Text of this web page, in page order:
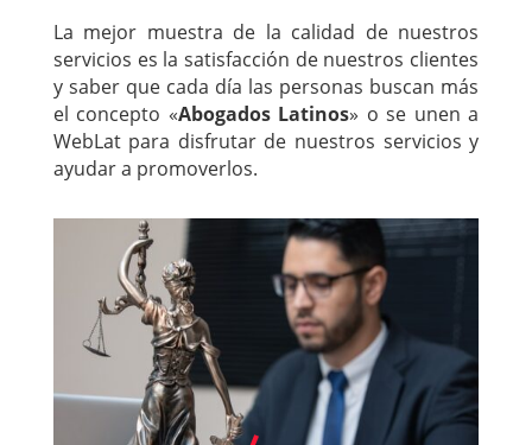
La mejor muestra de la calidad de nuestros
servicios es la satisfacción de nuestros clientes
y saber que cada día las personas buscan más
el concepto «Abogados Latinos» o se unen a
WebLat para disfrutar de nuestros servicios y
ayudar a promoverlos.